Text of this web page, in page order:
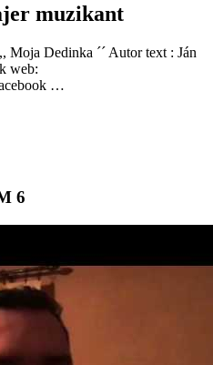
muzikant
Moja Dedinka ´´ Autor text : Ján
web:
…
6